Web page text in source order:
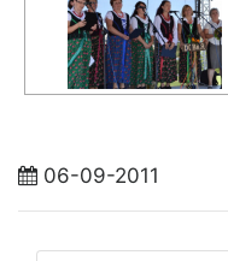
06-09-2011